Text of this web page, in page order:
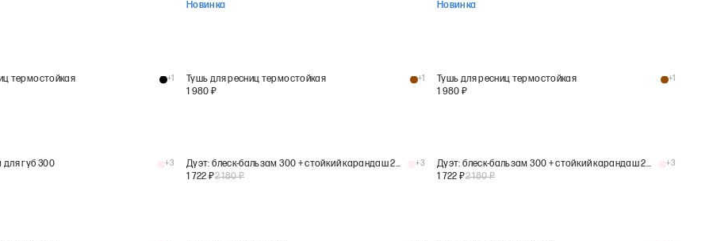
Новинка
Новинка
термостойкая
+1
Тушь для ресниц термостойкая
1 980 ₽
+1
Тушь для ресниц термостойкая
1 980 ₽
+1
для губ 300
+3
Дуэт: блеск-бальзам 300 + стойкий карандаш 201
1 722 ₽2 180₽
+3
Дуэт: блеск-бальзам 300 + стойкий карандаш 201
1 722 ₽2 180₽
+3